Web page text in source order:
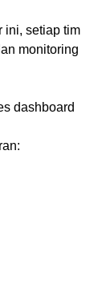
ini, setiap tim
monitoring
dashboard